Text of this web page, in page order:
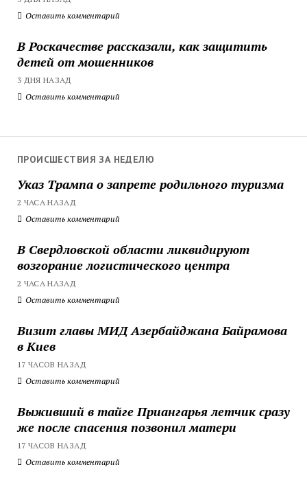
Оставить комментарий
В Роскачестве рассказали, как защитить
детей от мошенников
3 ДНЯ НАЗАД
Оставить комментарий
ПРОИСШЕСТВИЯ ЗА НЕДЕЛЮ
Указ Трампа о запрете родильного туризма
2 ЧАСА НАЗАД
Оставить комментарий
В Свердловской области ликвидируют
возгорание логистического центра
2 ЧАСА НАЗАД
Оставить комментарий
Визит главы МИД Азербайджана Байрамова
в Киев
17 ЧАСОВ НАЗАД
Оставить комментарий
Выживший в тайге Приангарья летчик сразу
же после спасения позвонил матери
17 ЧАСОВ НАЗАД
Оставить комментарий